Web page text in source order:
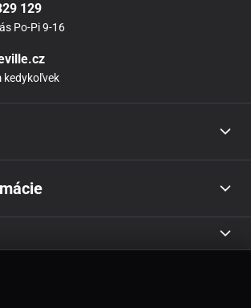
129
Po-Pi 9-16
kedykoľvek
e-mailom